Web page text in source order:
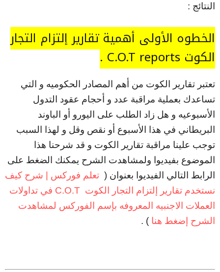
النتائج :
الخطوه الأولى أهمية تقارير إلتزام التجار
الكوت C.O.T reports .
تعتبر تقارير الكوت من أهم المصادر الحكوميه و التي
تساعدك بعملية مراقبة عدد و أحجام عقود التدول
الأسبوعيه و هل زاد الطلب على اليورو أو الباوند
البريطاني في هذا الأسبوع أو نقص وقل و لهذا السبب
توجب علينا مراقبة تقارير الكوت و قد شرحنا هذا
الموضوع بفيديوا ولمشاهدت الشرح يمكنك الضغط على
الرابط التالي الفيديوا بعنوان ( تعلم فوركس | شرح كيف
نستخدم تقارير إلتزام التجار الكوت C.O.T في تداولات
العملات الاجنبيه المعروفه بإسم الفوركس لمشاهدت
الشرح إضغط هنا ) .